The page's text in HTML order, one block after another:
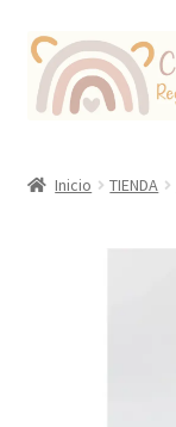
Ir
la
Ir
contenido
Inicio TIENDA